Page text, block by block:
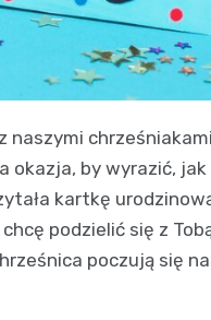
okazja, by wyrazić,
kartkę
podzielić się z
poczują się